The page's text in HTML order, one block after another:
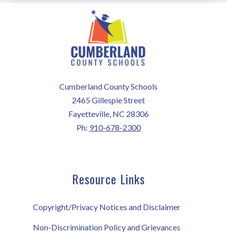
Cumberland County Schools
2465 Gillespie Street
Fayetteville, NC 28306
Ph: 910-678-2300
Resource Links
Copyright/Privacy Notices and Disclaimer
Non-Discrimination Policy and Grievances